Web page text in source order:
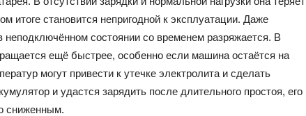
итоге становится непригодной к эксплуатации. Даже
неподключённом состоянии со временем разряжается. В
ещё быстрее, особенно если машина остаётся на
могут привести к утечке электролита и сделать
и удастся зарядить после длительного простоя, его
сниженным.